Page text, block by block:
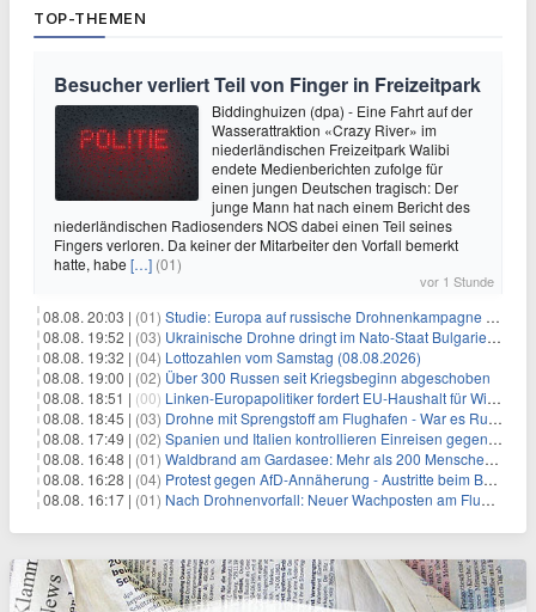
TOP-THEMEN
Besucher verliert Teil von Finger in Freizeitpark
Biddinghuizen (dpa) - Eine Fahrt auf der
Wasserattraktion «Crazy River» im
niederländischen Freizeitpark Walibi
endete Medienberichten zufolge für
einen jungen Deutschen tragisch: Der
junge Mann hat nach einem Bericht des
niederländischen Radiosenders NOS dabei einen Teil seines
Fingers verloren. Da keiner der Mitarbeiter den Vorfall bemerkt
hatte, habe […] (01)
vor 1 Stunde
08.08. 20:03 | (01) Studie: Europa auf russische Drohnenkampagne unzureichend vorbereitet
08.08. 19:52 | (03) Ukrainische Drohne dringt im Nato-Staat Bulgarien ein
08.08. 19:32 | (04) Lottozahlen vom Samstag (08.08.2026)
08.08. 19:00 | (02) Über 300 Russen seit Kriegsbeginn abgeschoben
08.08. 18:51 | (00) Linken-Europapolitiker fordert EU-Haushalt für Wirtschaftsumbau
08.08. 18:45 | (03) Drohne mit Sprengstoff am Flughafen - War es Russland?
08.08. 17:49 | (02) Spanien und Italien kontrollieren Einreisen gegenseitig
08.08. 16:48 | (01) Waldbrand am Gardasee: Mehr als 200 Menschen evakuiert
08.08. 16:28 | (04) Protest gegen AfD-Annäherung - Austritte beim BSW Sachsen-Anhalt
08.08. 16:17 | (01) Nach Drohnenvorfall: Neuer Wachposten am Flughafen